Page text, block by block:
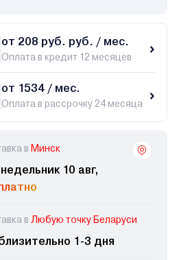
от 208 руб. руб. / мес.
Оплата в кредит 12 месяцев
от 1534 / мес.
Оплата в рассрочку 24 месяца
в Минск
10 авг,
в Любую точку Беларуси
1-3 дня